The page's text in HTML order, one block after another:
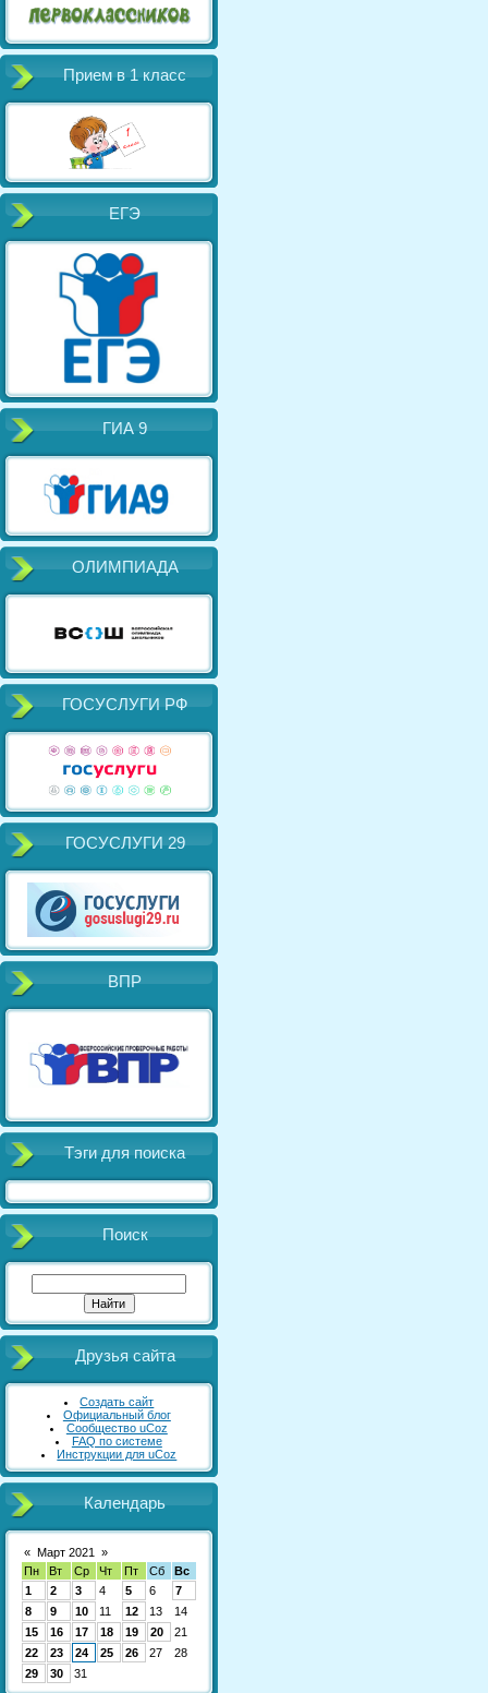
Прием в 1 класс
ЕГЭ
ГИА 9
ОЛИМПИАДА
ГОСУСЛУГИ РФ
ГОСУСЛУГИ 29
ВПР
Тэги для поиска
Поиск
Друзья сайта
Создать сайт
Официальный блог
Сообщество uCoz
FAQ по системе
Инструкции для uCoz
Календарь
« Март 2021
»
Пн
Вт Ср Чт Пт Сб
Вс
1
2 3 4 5 6
7
8
9 10 11 12 13
14
15
16 17 18 19 20
21
22
23 24 25 26 27
28
29
30 31